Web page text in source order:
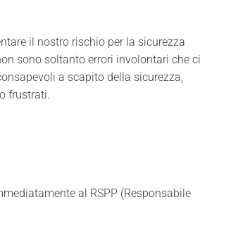
il nostro rischio per la sicurezza
sono soltanto errori involontari che ci
a scapito della sicurezza,
frustrati.
al RSPP (Responsabile